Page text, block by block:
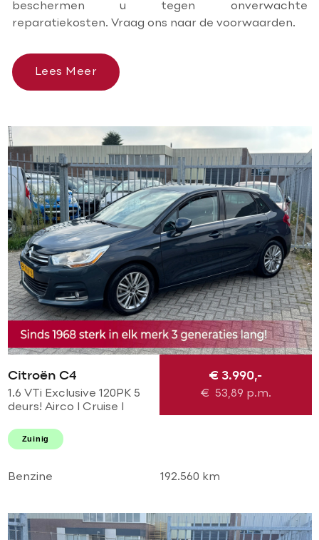
beschermen u tegen onverwachte
reparatiekosten. Vraag ons naar de voorwaarden.
Lees Meer
Citroën C4
1.6 VTi Exclusive 120PK 5
deurs! Airco l Cruise l
Stoelverwarming l PDC!
NL AUTO NAP l Dealer
€ 3.990,-
€ 53,89 p.m.
Zuinig
Benzine 192.560 km